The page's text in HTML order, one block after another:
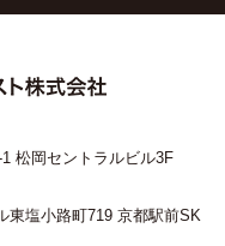
松岡セントラルビル3F
塩小路町719 京都駅前SK